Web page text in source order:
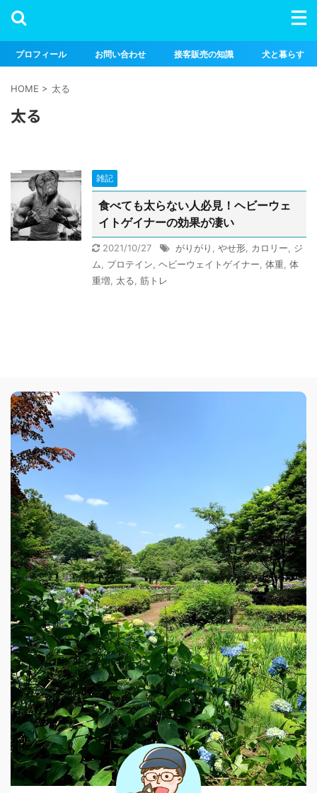
プロフィール お問い合わせ 接客販売の知識 犬と暮らす
HOME > 太る
太る
雑記
食べても太らない人必見！ヘビーウェ
イトゲイナーの効果が凄い
2021/10/27 がりがり やせ形 カロリー
ジ
ム
プロテイン ヘビーウェイトゲイナー 体重 体
重増 太る 筋トレ